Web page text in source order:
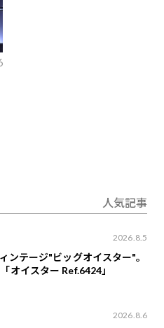
人気記事
2026.8.5
ンテージ"ビッグオイスター"。
オイスター Ref.6424」
2026.8.6